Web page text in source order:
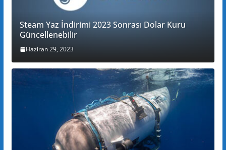
Steam Yaz İndirimi 2023 Sonrası Dolar Kuru
Güncellenebilir
Haziran 29, 2023